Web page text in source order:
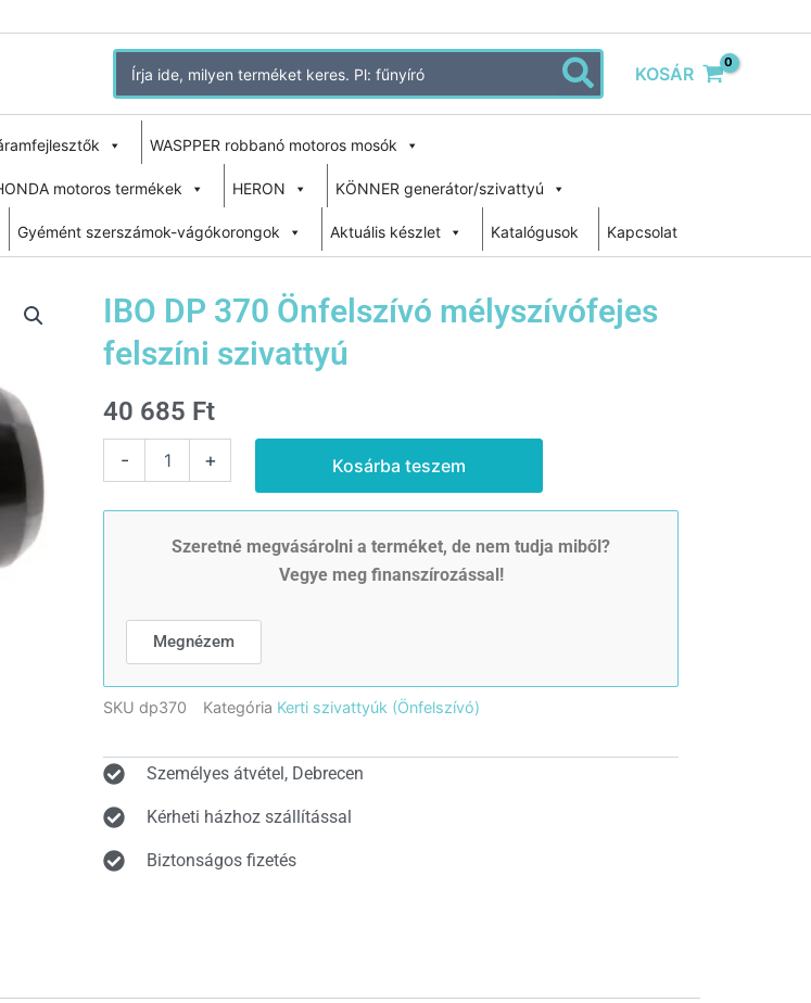
Search
for:
KOSÁR
WASPPER robbanó motoros mosók
motoros termékek HERON KÖNNER generátor/szivattyú
Gyémént szerszámok-vágókorongok Aktuális készlet Katalógusok Kapcsolat
IBO DP 370 Önfelszívó mélyszívófejes
felszíni szivattyú
40 685 Ft
-
Önfelszívó
+ Kosárba teszem
Szeretné megvásárolni a terméket, de nem tudja miből?
Vegye meg finanszírozással!
Megnézem
SKU dp370 Kategória Kerti szivattyúk (Önfelszívó)
Személyes átvétel, Debrecen
Kérheti házhoz szállítással
Biztonságos fizetés